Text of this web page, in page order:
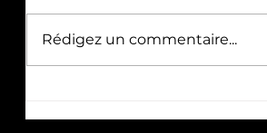
FAMILY | 10.02.26
Rédigez un commentaire...